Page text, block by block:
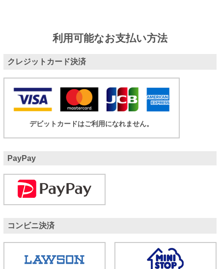
利用可能なお支払い方法
クレジットカード決済
デビットカードはご利用になれません。
PayPay
コンビニ決済